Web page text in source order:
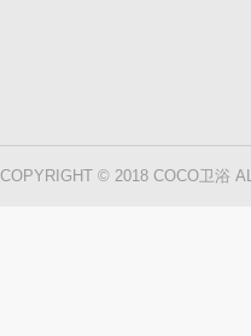
COPYRIGHT © 2018 COCO卫浴